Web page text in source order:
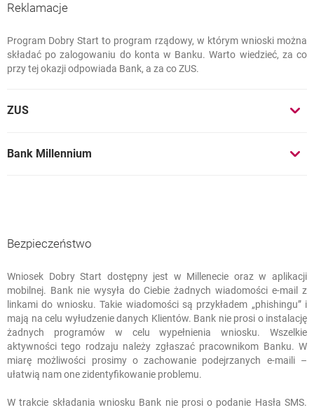
Reklamacje
Reklamacje
Program Dobry Start to program rządowy, w którym wnioski można
składać po zalogowaniu do konta w Banku. Warto wiedzieć, za co
przy tej okazji odpowiada Bank, a za co ZUS.
ZUS
Bank Millennium
Bezpieczeństwo
Bezpieczeństwo
Wniosek Dobry Start dostępny jest w Millenecie oraz w aplikacji
mobilnej. Bank nie wysyła do Ciebie żadnych wiadomości e-mail z
linkami do wniosku. Takie wiadomości są przykładem „phishingu” i
mają na celu wyłudzenie danych Klientów. Bank nie prosi o instalację
żadnych programów w celu wypełnienia wniosku. Wszelkie
aktywności tego rodzaju należy zgłaszać pracownikom Banku. W
miarę możliwości prosimy o zachowanie podejrzanych e-maili –
ułatwią nam one zidentyfikowanie problemu.
W trakcie składania wniosku Bank nie prosi o podanie Hasła SMS.